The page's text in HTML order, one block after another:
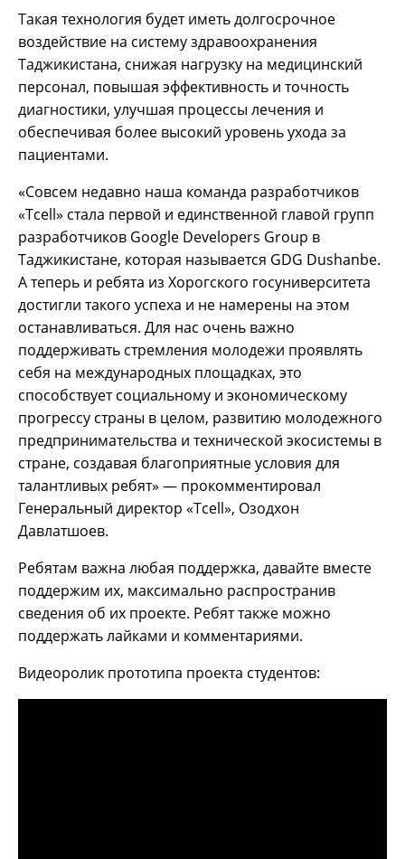
Такая технология будет иметь долгосрочное
воздействие на систему здравоохранения
Таджикистана, снижая нагрузку на медицинский
персонал, повышая эффективность и точность
диагностики, улучшая процессы лечения и
обеспечивая более высокий уровень ухода за
пациентами.
«Совсем недавно наша команда разработчиков
«Tcell» стала первой и единственной главой групп
разработчиков Google Developers Group в
Таджикистане, которая называется GDG Dushanbe.
А теперь и ребята из Хорогского госуниверситета
достигли такого успеха и не намерены на этом
останавливаться. Для нас очень важно
поддерживать стремления молодежи проявлять
себя на международных площадках, это
способствует социальному и экономическому
прогрессу страны в целом, развитию молодежного
предпринимательства и технической экосистемы в
стране, создавая благоприятные условия для
талантливых ребят» — прокомментировал
Генеральный директор «Tcell», Озодхон
Давлатшоев.
Ребятам важна любая поддержка, давайте вместе
поддержим их, максимально распространив
сведения об их проекте. Ребят также можно
поддержать лайками и комментариями.
Видеоролик прототипа проекта студентов: